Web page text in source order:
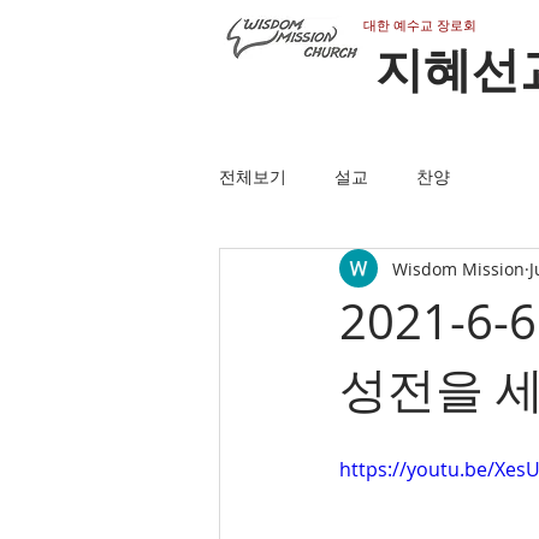
​대한 예수교 장로회
지혜선
전체보기 설교 찬양
2021-6-
성전을
Wisdom Mission
https://youtu.be/